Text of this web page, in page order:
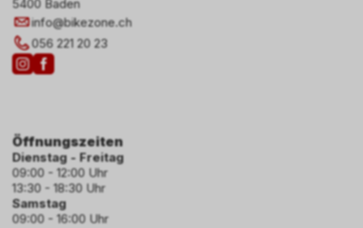
5400 Baden
info@bikezone.ch
056 221 20 23
Öffnungszeiten
Dienstag - Freitag
09:00 - 12:00 Uhr
13:30 - 18:30 Uhr
Samstag
09:00 - 16:00 Uhr